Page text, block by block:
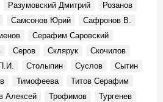
Разумовский Дмитрий
Розанов
Самсонов Юрий
Сафронов В.
Серафим Саровский
Серов Склярук
Скочилов
Столыпин Суслов
Сытин
Тимофеева
Титов Серафим
Алексей Трофимов
Тургенев